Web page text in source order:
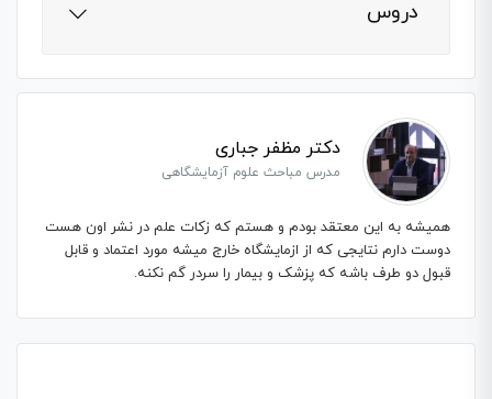
دروس
دکتر مظفر جباری
مدرس مباحث علوم آزمایشگاهی
همیشه به این معتقد بودم و هستم که زکات علم در نشر اون هست
دوست دارم نتایجی که از ازمایشگاه خارج میشه مورد اعتماد و قابل
قبول دو طرف باشه که پزشک و بیمار را سردر گم نکنه.